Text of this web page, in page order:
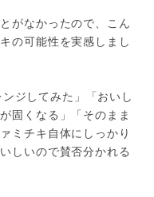
がなかったので、こん
の可能性を実感しまし
ジしてみた」「おいし
固くなる」「そのまま
ミチキ自体にしっかり
しいので賛否分かれる